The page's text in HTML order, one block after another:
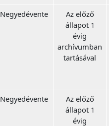
Negyedévente
Az előző
állapot 1
évig
archívumban
tartásával
Negyedévente
Az előző
állapot 1
évig